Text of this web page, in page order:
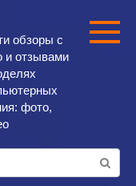
обзоры с
и отзывами
фото,